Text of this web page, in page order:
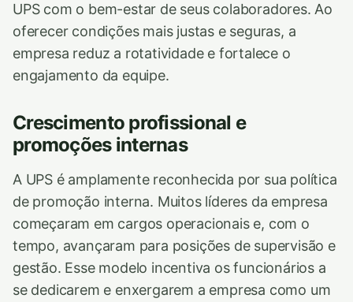
UPS com o bem-estar de seus colaboradores. Ao
oferecer condições mais justas e seguras, a
empresa reduz a rotatividade e fortalece o
engajamento da equipe.
Crescimento profissional e
promoções internas
A UPS é amplamente reconhecida por sua política
de promoção interna. Muitos líderes da empresa
começaram em cargos operacionais e, com o
tempo, avançaram para posições de supervisão e
gestão. Esse modelo incentiva os funcionários a
se dedicarem e enxergarem a empresa como um